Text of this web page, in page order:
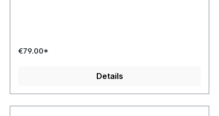
€79.00*
Details